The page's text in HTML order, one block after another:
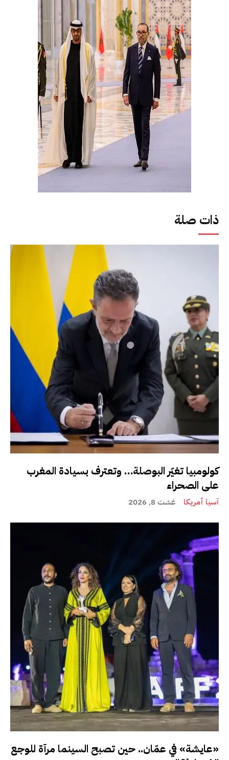
ذات صلة
كولومبيا تغيّر البوصلة… وتعترف بسيادة المغرب
على الصحراء
آسيا أمريكا غشت 8, 2026
«عايشة» في عمّان.. حين تصبح السينما مرآة للوجع